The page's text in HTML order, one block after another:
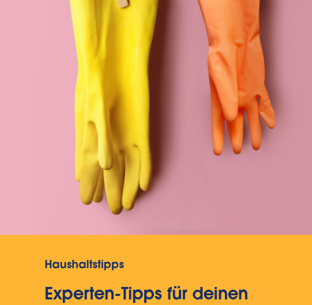
Haushaltstipps
Experten-Tipps für deinen